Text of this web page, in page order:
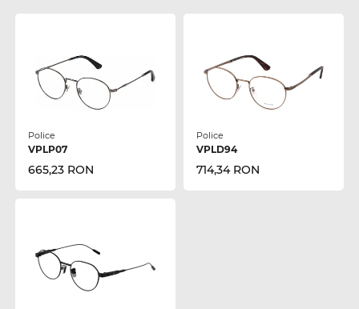
Police
VPLP07
665,23 RON
Police
VPLD94
714,34 RON